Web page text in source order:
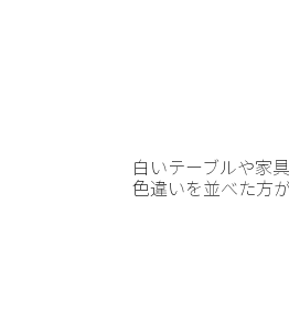
白いテーブルや家
色違いを並べた方